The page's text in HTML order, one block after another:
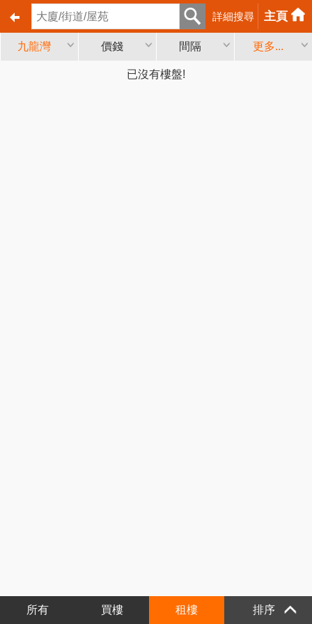
詳細搜尋 主頁
九龍灣 價錢 間隔 更多...
已沒有樓盤!
所有 買樓 租樓 排序